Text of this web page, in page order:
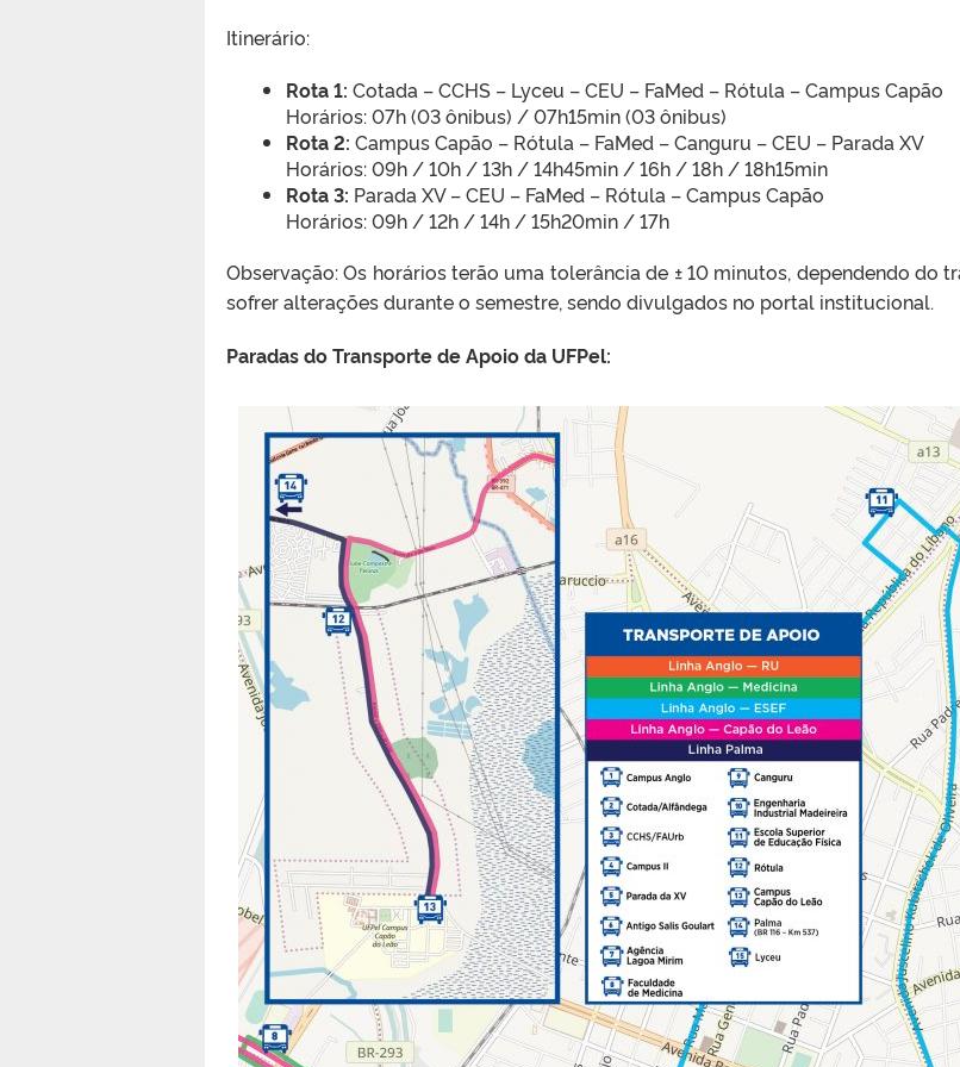
Itinerário:
Rota 1: Cotada – CCHS – Lyceu – CEU – FaMed – Rótula – Campus Capão
Horários: 07h (03 ônibus) / 07h15min (03 ônibus)
Rota 2: Campus Capão – Rótula – FaMed – Canguru – CEU – Parada XV
Horários: 09h / 10h / 13h / 14h45min / 16h / 18h / 18h15min
Rota 3: Parada XV – CEU – FaMed – Rótula – Campus Capão
Horários: 09h / 12h / 14h / 15h20min / 17h
Observação: Os horários terão uma tolerância de ± 10 minutos, dependendo do
sofrer alterações durante o semestre, sendo divulgados no portal institucional.
Paradas do Transporte de Apoio da UFPel: